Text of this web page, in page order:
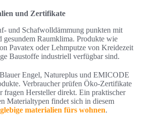
und Zertifikate
und Schafwolldämmung punkten mit
gesundem Raumklima. Produkte wie
Pavatex oder Lehmputze von Kreidezeit
Baustoffe industriell verfügbar sind.
Engel, Natureplus und EMICODE
Verbraucher prüfen Öko-Zertifikate
fragen Hersteller direkt. Ein praktischer
Materialtypen findet sich in diesem
materialien fürs wohnen.